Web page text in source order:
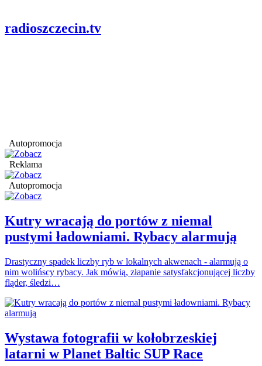
radioszczecin.tv
Autopromocja
Reklama
Autopromocja
Kutry wracają do portów z niemal
pustymi ładowniami. Rybacy alarmują
Drastyczny spadek liczby ryb w lokalnych akwenach - alarmują o
nim wolińscy rybacy. Jak mówią, złapanie satysfakcjonującej liczby
fląder, śledzi…
Wystawa fotografii w kołobrzeskiej
latarni w Planet Baltic SUP Race